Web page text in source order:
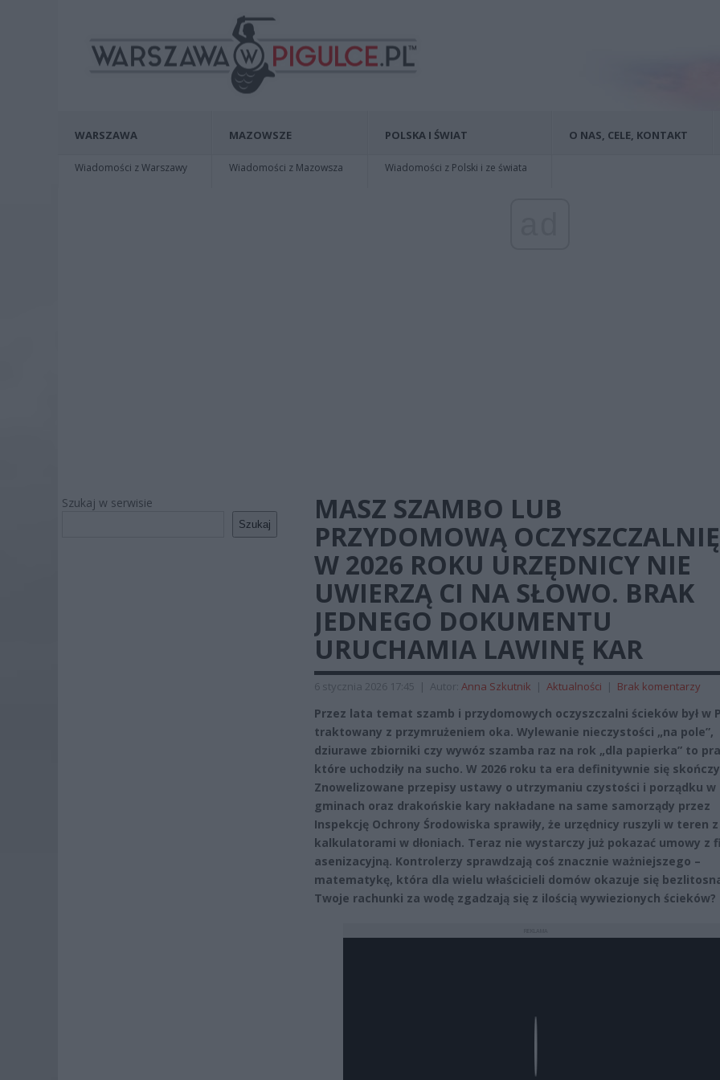
WARSZAWA
Wiadomości z Warszawy
MAZOWSZE
Wiadomości z Mazowsza
POLSKA I ŚWIAT
Wiadomości z Polski i ze świata
O NAS, CELE, KONTAKT
Szukaj w serwisie
Szukaj
MASZ SZAMBO LUB
PRZYDOMOWĄ
W 2026 ROKU URZĘDNICY NIE
UWIERZĄ CI NA SŁOWO. BRAK
JEDNEGO DOKUMENTU
URUCHAMIA LAWINĘ KAR
6 stycznia 2026 17:45 | Autor: Anna Szkutnik | Aktualności | Brak komentarzy
Przez lata temat szamb i przydomowych oczyszczalni ścieków był w
traktowany z przymrużeniem oka. Wylewanie nieczystości „na pole”,
dziurawe zbiorniki czy wywóz szamba raz na rok „dla papierka” to
które uchodziły na sucho. W 2026 roku ta era definitywnie się
Znowelizowane przepisy ustawy o utrzymaniu czystości i porządku w
gminach oraz drakońskie kary nakładane na same samorządy przez
Inspekcję Ochrony Środowiska sprawiły, że urzędnicy ruszyli w teren z
kalkulatorami w dłoniach. Teraz nie wystarczy już pokazać umowy z
asenizacyjną. Kontrolerzy sprawdzają coś znacznie ważniejszego –
matematykę, która dla wielu właścicieli domów okazuje się
Twoje rachunki za wodę zgadzają się z ilością wywiezionych ścieków?